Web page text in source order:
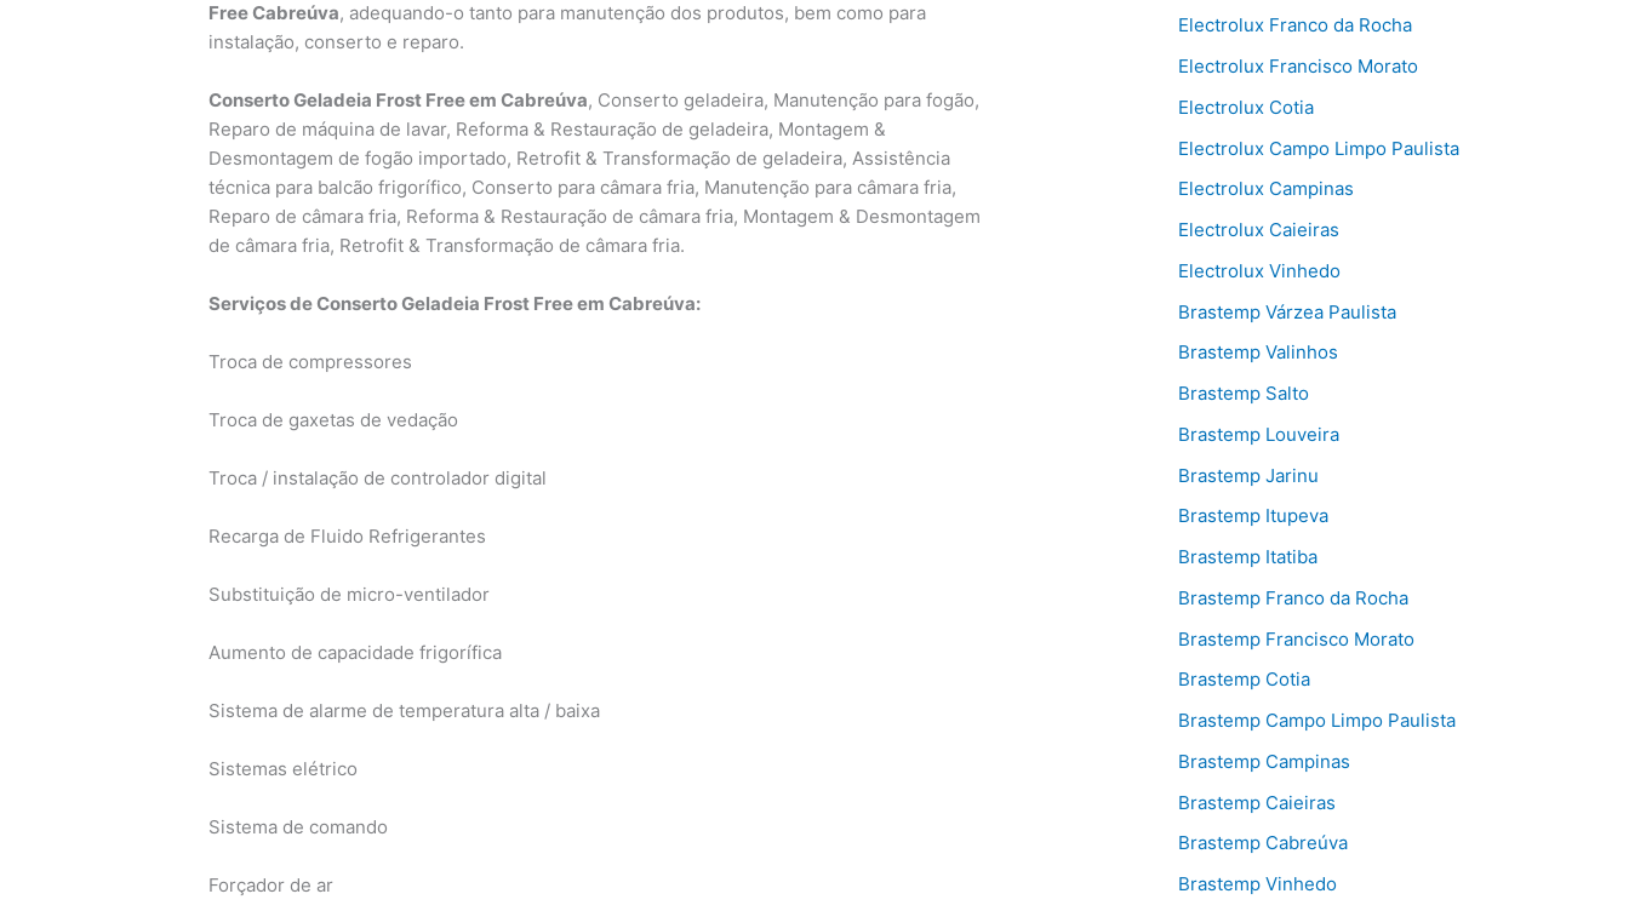
Free Cabreúva, adequando-o tanto para manutenção dos produtos, bem como para
instalação, conserto e reparo.
Conserto Geladeia Frost Free em Cabreúva, Conserto geladeira, Manutenção para fogão,
Reparo de máquina de lavar, Reforma & Restauração de geladeira, Montagem &
Desmontagem de fogão importado, Retrofit & Transformação de geladeira, Assistência
técnica para balcão frigorífico, Conserto para câmara fria, Manutenção para câmara fria,
Reparo de câmara fria, Reforma & Restauração de câmara fria, Montagem & Desmontagem
de câmara fria, Retrofit & Transformação de câmara fria.
Serviços de Conserto Geladeia Frost Free em Cabreúva:
Troca de compressores
Troca de gaxetas de vedação
Troca / instalação de controlador digital
Recarga de Fluido Refrigerantes
Substituição de micro-ventilador
Aumento de capacidade frigorífica
Sistema de alarme de temperatura alta / baixa
Sistemas elétrico
Sistema de comando
Forçador de ar
Electrolux Franco da Rocha
Electrolux Francisco Morato
Electrolux Cotia
Electrolux Campo Limpo Paulista
Electrolux Campinas
Electrolux Caieiras
Electrolux Vinhedo
Brastemp Várzea Paulista
Brastemp Valinhos
Brastemp Salto
Brastemp Louveira
Brastemp Jarinu
Brastemp Itupeva
Brastemp Itatiba
Brastemp Franco da Rocha
Brastemp Francisco Morato
Brastemp Cotia
Brastemp Campo Limpo Paulista
Brastemp Campinas
Brastemp Caieiras
Brastemp Cabreúva
Brastemp Vinhedo